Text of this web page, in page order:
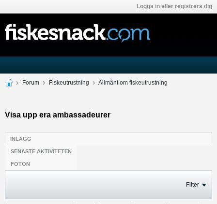
Logga in eller registrera dig
Forum Fiskeutrustning Allmänt om fiskeutrustning
Visa upp era ambassadeurer
INLÄGG
SENASTE AKTIVITETEN
FOTON
Filter